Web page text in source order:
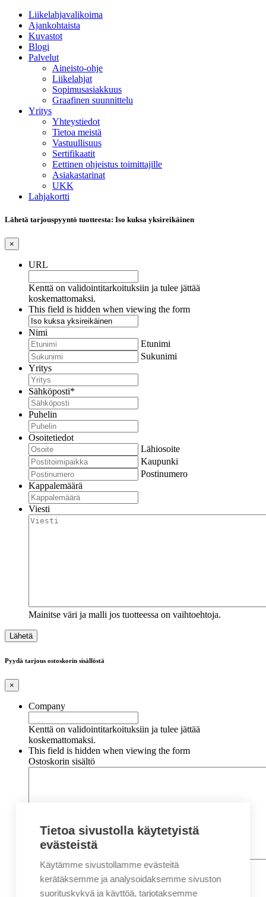
Liikelahjavalikoima
Ajankohtaista
Kuvastot
Blogi
Palvelut
Aineisto-ohje
Liikelahjat
Sopimusasiakkuus
Graafinen suunnittelu
Yritys
Yhteystiedot
Tietoa meistä
Vastuullisuus
Sertifikaatit
Eettinen ohjeistus toimittajille
Asiakastarinat
UKK
Lahjakortti
Lähetä tarjouspyyntö tuotteesta: Iso kuksa yksireikäinen
×
URL
Kenttä on validointitarkoituksiin ja tulee jättää
koskemattomaksi.
This field is hidden when viewing the form
Nimi
Etunimi
Sukunimi
Yritys
Sähköposti*
Puhelin
Osoitetiedot
Lähiosoite
Kaupunki
Postinumero
Kappalemäärä
Viesti
Mainitse väri ja malli jos tuotteessa on vaihtoehtoja.
Pyydä tarjous ostoskorin sisällöstä
×
Company
Kenttä on validointitarkoituksiin ja tulee jättää
koskemattomaksi.
This field is hidden when viewing the form
Ostoskorin sisältö
Nimi*
Etunimi
Sukunimi
Tietoa sivustolla käytetyistä
evästeistä
Käytämme sivustollamme evästeitä
kerätäksemme ja analysoidaksemme sivuston
suorituskykyä ja käyttöä, tarjotaksemme